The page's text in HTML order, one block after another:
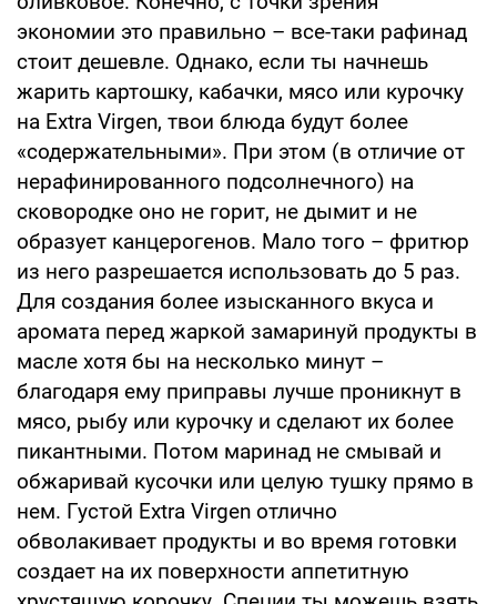
экономии это правильно – все-таки рафинад
стоит дешевле. Однако, если ты начнешь
жарить картошку, кабачки, мясо или курочку
на Extra Virgen, твои блюда будут более
«содержательными». При этом (в отличие от
нерафинированного подсолнечного) на
сковородке оно не горит, не дымит и не
образует канцерогенов. Мало того – фритюр
из него разрешается использовать до 5 раз.
Для создания более изысканного вкуса и
аромата перед жаркой замаринуй продукты в
масле хотя бы на несколько минут –
благодаря ему приправы лучше проникнут в
мясо, рыбу или курочку и сделают их более
пикантными. Потом маринад не смывай и
обжаривай кусочки или целую тушку прямо в
нем. Густой Extra Virgen отлично
обволакивает продукты и во время готовки
создает на их поверхности аппетитную